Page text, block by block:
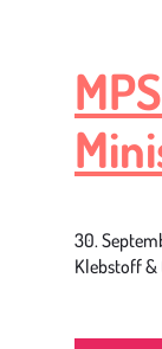
30.
Klebstoff &